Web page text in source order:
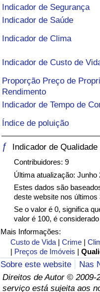
Indicador de Segurança
Indicador de Saúde
Indicador de Clima
Indicador de Custo de
Proporção Preço de
Rendimento
Indicador de Tempo de
Índice de poluição
ƒ Indicador de
Contribuidores: 9
Última atualização: Junho
Estes dados são
deste website nos últimos
Se o valor é 0, significa
valor é 100, é
Mais Informações:
Custo de Vida |Crime |
| Preços de Imóveis |
Sobre este website
Nas
Direitos de Autor © 2009-
serviço está sujeita aos
Taxa do Indicador de
Indicador de Crime
Índice de criminalidade
Saúde
Indicador de Saúde
Indicador de Saúde
Indicador de Saúde por
Poluição
Indicador de Poluição
Índice de poluição
Indicador de Poluição
Trânsito